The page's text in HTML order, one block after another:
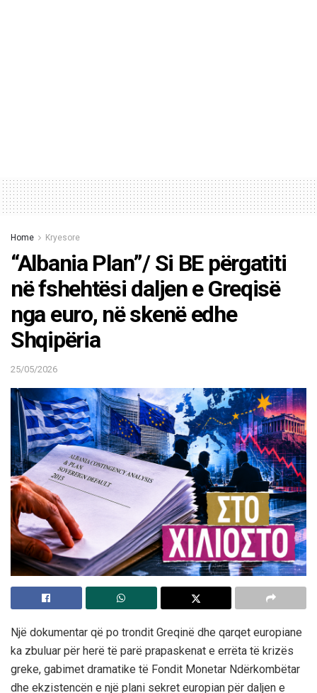
Home Kryesore
“Albania Plan”/ Si BE përgatiti
në fshehtësi daljen e Greqisë
nga euro, në skenë edhe
Shqipëria
25/05/2026
Një dokumentar që po trondit Greqinë dhe qarqet europiane
ka zbuluar për herë të parë prapaskenat e errëta të krizës
greke, gabimet dramatike të Fondit Monetar Ndërkombëtar
dhe ekzistencën e një plani sekret europian për daljen e